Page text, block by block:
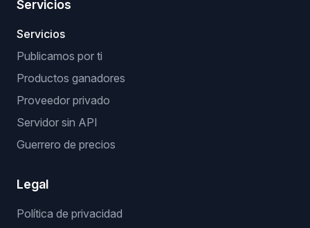
Servicios
Servicios
Publicamos por ti
Productos ganadores
Proveedor privado
Servidor sin API
Guerrero de precios
Legal
Política de privacidad